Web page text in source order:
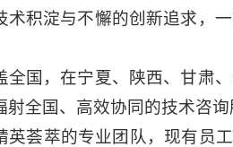
术积淀与不懈的创新追求，
全国，在宁夏、陕西、甘肃
全国、高效协同的技术咨询
英荟萃的专业团队，现有员